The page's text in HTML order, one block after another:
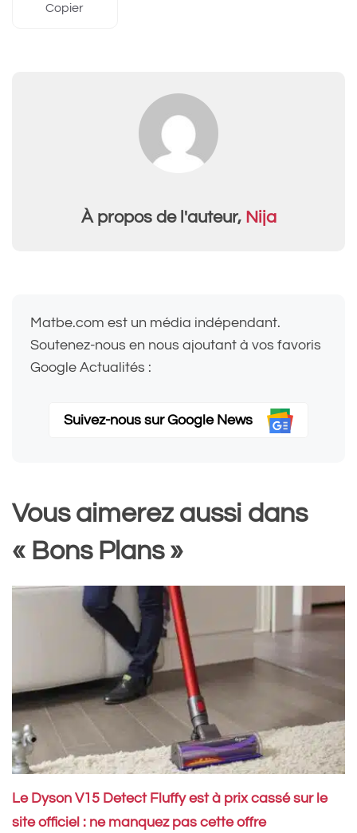
Copier
À propos de l'auteur, Nija
Matbe.com est un média indépendant.
Soutenez-nous en nous ajoutant à vos favoris
Google Actualités :
Suivez-nous sur Google News
Vous aimerez aussi dans
« Bons Plans »
Le Dyson V15 Detect Fluffy est à prix cassé sur le
site officiel : ne manquez pas cette offre